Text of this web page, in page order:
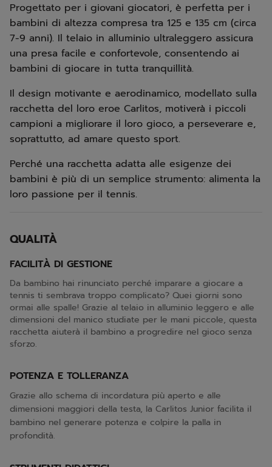
Progettato per i giovani giocatori, è perfetta per i
bambini di altezza compresa tra 125 e 135 cm (circa
7-9 anni). Il telaio in alluminio ultraleggero assicura
una presa facile e confortevole, consentendo ai
bambini di giocare in tutta tranquillità.
Il design motivante e aerodinamico, modellato sulla
racchetta del loro eroe Carlitos, motiverà i piccoli
campioni a migliorare il loro gioco, a perseverare e,
soprattutto, ad amare questo sport.
Perché una racchetta adatta alle esigenze dei
bambini è più di un semplice strumento: alimenta la
loro passione per il tennis.
QUALITÀ
FACILITÀ DI GESTIONE
Da bambino hai rinunciato perché imparare a giocare a
tennis ti sembrava troppo complicato? Quei giorni sono
ormai alle spalle! Grazie al telaio in alluminio leggero e alle
dimensioni del manico studiate per le mani piccole, questa
racchetta aiuterà il bambino a progredire nel gioco senza
sforzo.
POTENZA E TOLLERANZA
Grazie allo schema di incordatura più aperto e alle
dimensioni maggiori della testa, la Carlitos Junior facilita il
bambino nel generare potenza e colpire la palla in
profondità.